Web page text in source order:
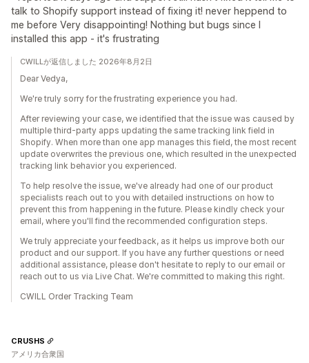
talk to Shopify support instead of fixing it! never heppend to
me before Very disappointing! Nothing but bugs since I
installed this app - it's frustrating
CWILLが返信しました 2026年8月2日
Dear Vedya,
We're truly sorry for the frustrating experience you had.
After reviewing your case, we identified that the issue was caused by
multiple third-party apps updating the same tracking link field in
Shopify. When more than one app manages this field, the most recent
update overwrites the previous one, which resulted in the unexpected
tracking link behavior you experienced.
To help resolve the issue, we've already had one of our product
specialists reach out to you with detailed instructions on how to
prevent this from happening in the future. Please kindly check your
email, where you'll find the recommended configuration steps.
We truly appreciate your feedback, as it helps us improve both our
product and our support. If you have any further questions or need
additional assistance, please don't hesitate to reply to our email or
reach out to us via Live Chat. We're committed to making this right.
CWILL Order Tracking Team
CRUSHS
アメリカ合衆国